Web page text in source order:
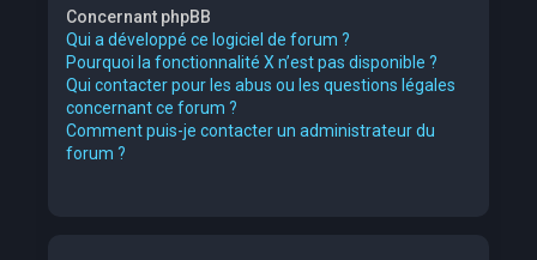
Concernant phpBB
Qui a développé ce logiciel de forum ?
Pourquoi la fonctionnalité X n’est pas disponible ?
Qui contacter pour les abus ou les questions légales
concernant ce forum ?
Comment puis-je contacter un administrateur du
forum ?